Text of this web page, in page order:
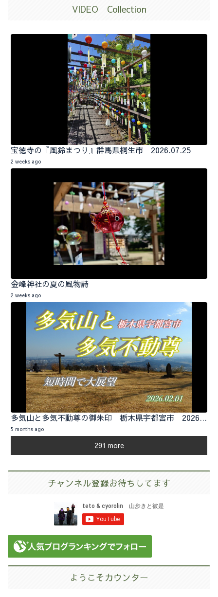
VIDEO Collection
宝徳寺の『風鈴まつり』群馬県桐生市 2026.07.25
2 weeks ago
金峰神社の夏の風物詩
2 weeks ago
多気山と多気不動尊の御朱印 栃木県宇都宮市 2026.02.01
5 months ago
291 more
チャンネル登録お待ちしてます
ようこそカウンター